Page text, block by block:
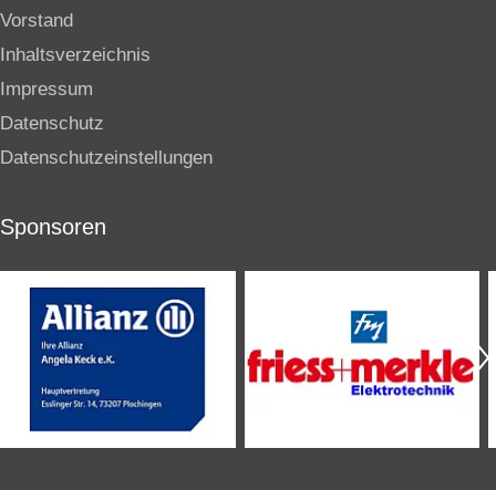
Vorstand
Inhaltsverzeichnis
Impressum
Datenschutz
Datenschutzeinstellungen
Sponsoren